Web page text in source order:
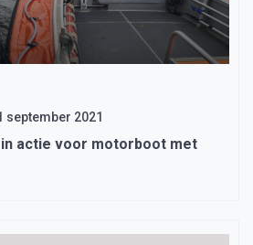
september 2021
in actie voor motorboot met